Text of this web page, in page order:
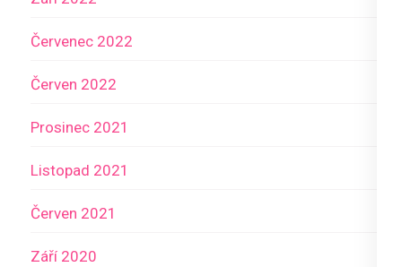
Červenec 2022
Červen 2022
Prosinec 2021
Listopad 2021
Červen 2021
Září 2020